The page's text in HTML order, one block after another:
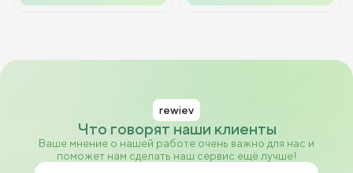
Что говорят наши клиенты
rewiev
Ваше мнение о нашей работе очень важно для нас и
поможет нам сделать наш сервис ещё лучше!